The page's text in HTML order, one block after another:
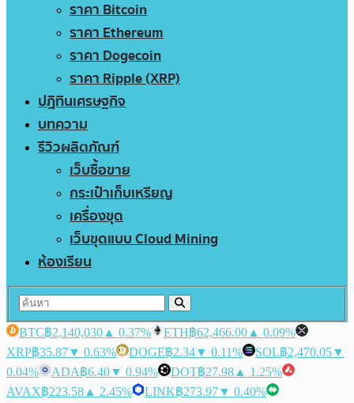
ราคา Bitcoin
ราคา Ethereum
ราคา Dogecoin
ราคา Ripple (XRP)
ปฏิทินเศรษฐกิจ
บทความ
รีวิวผลิตภัณฑ์
เว็บซื้อขาย
กระเป๋าเก็บเหรียญ
เครื่องขุด
เว็บขุดแบบ Cloud Mining
ห้องเรียน
BTC฿2,140,030 ▲ 0.37% ETH฿62,466.00 ▲ 0.09%
XRP฿35.87▼ 0.63% DOGE฿2.34▼ 0.11% SOL฿2,470.05▼
0.04%
ADA฿6.40▼ 0.94% DOT฿27.98 ▲ 1.25%
AVAX฿223.58 ▲ 2.45% LINK฿273.97▼ 0.40%